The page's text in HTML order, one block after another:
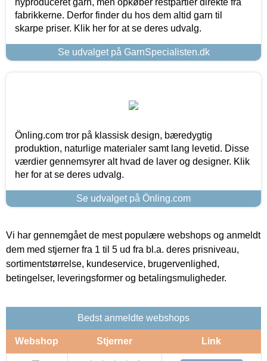
fabrikkerne. Derfor finder du hos dem altid garn til
skarpe priser. Klik her for at se deres udvalg.
Se udvalget på GarnSpecialisten.dk
Önling.com tror på klassisk design, bæredygtig
produktion, naturlige materialer samt lang levetid. Disse
værdier gennemsyrer alt hvad de laver og designer. Klik
her for at se deres udvalg.
Se udvalget på Önling.com
Vi har gennemgået de mest populære webshops og anmeldt
dem med stjerner fra 1 til 5 ud fra bl.a. deres prisniveau,
sortimentstørrelse, kundeservice, brugervenlighed,
betingelser, leveringsformer og betalingsmuligheder.
Bedst anmeldte webshops
Webshop Stjerner Link